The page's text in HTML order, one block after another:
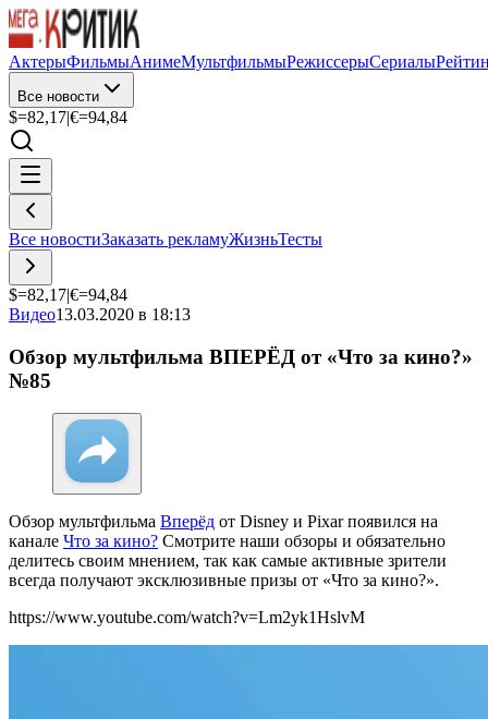
АктерыФильмыАнимеМультфильмыРежиссерыСериалы
Все новости
$=82,17|€=94,84
Все новостиЗаказать рекламуЖизньТесты
$=82,17|€=94,84
Видео13.03.2020 в 18:13
Обзор мультфильма ВПЕРЁД от «Что за кино?»
№85
Обзор мультфильма Вперёд от Disney и Pixar появился на
канале Что за кино? Смотрите наши обзоры и обязательно
делитесь своим мнением, так как самые активные зрители
всегда получают эксклюзивные призы от «Что за кино?».
https://www.youtube.com/watch?v=Lm2yk1HslvM